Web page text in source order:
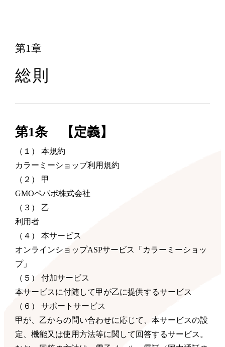
第1章
総則
第1条 【定義】
（１） 本規約
カラーミーショップ利用規約
（２） 甲
GMOペパボ株式会社
（３） 乙
利用者
（４） 本サービス
オンラインショップASPサービス「カラーミーショッ
プ」
（５） 付加サービス
本サービスに付随して甲が乙に提供するサービス
（６） サポートサービス
甲が、乙からの問い合わせに応じて、本サービスの設
定、機能又は使用方法等に関して回答するサービス。